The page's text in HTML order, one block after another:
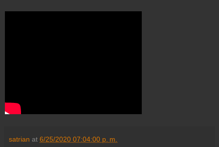
satrian at 6/25/2020 07:04:00 p. m.